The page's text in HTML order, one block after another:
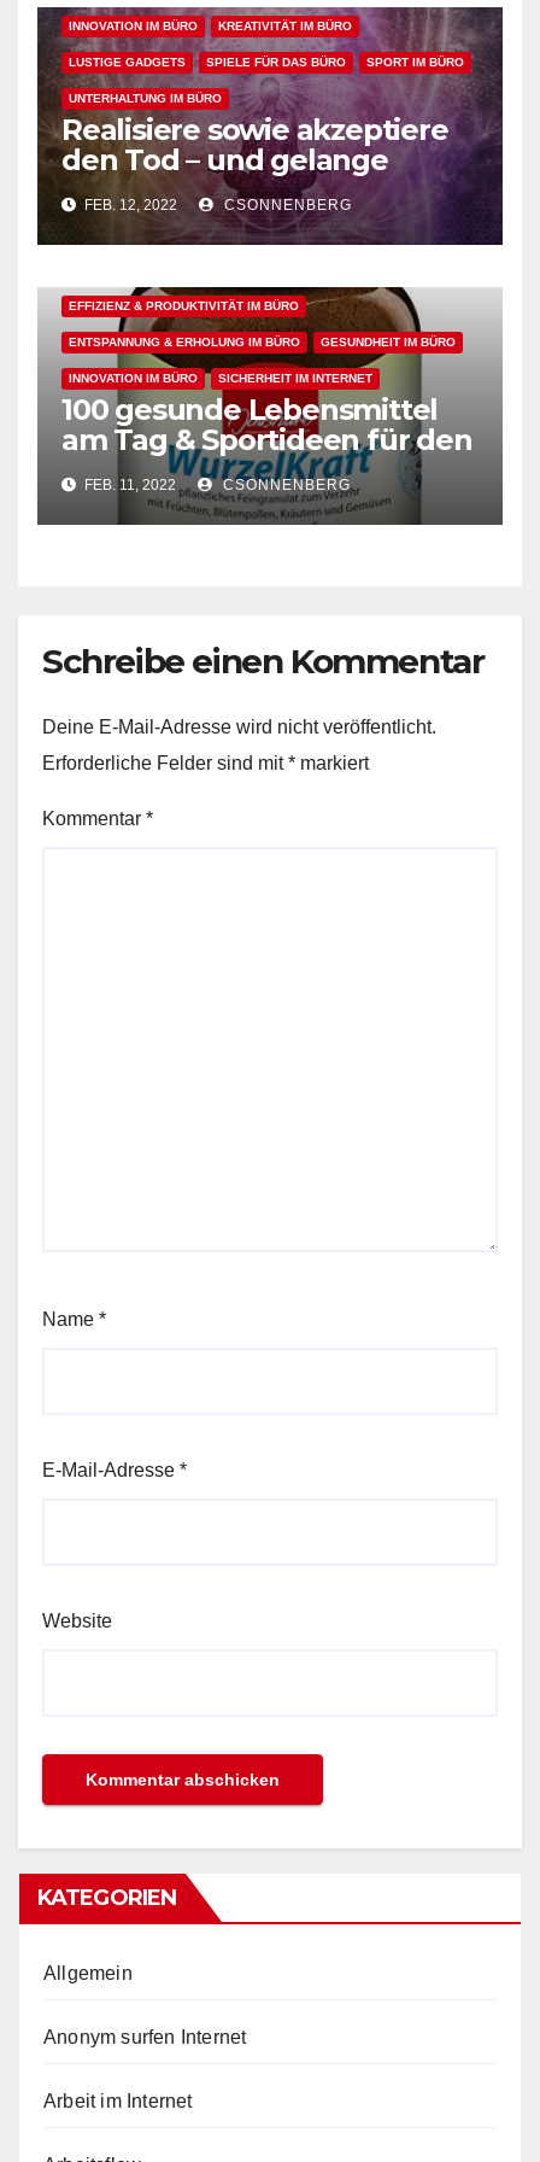
INNOVATION IM BÜRO KREATIVITÄT IM BÜRO
LUSTIGE GADGETS SPIELE FÜR DAS BÜRO SPORT IM BÜRO
UNTERHALTUNG IM BÜRO
Realisiere sowie akzeptiere
den Tod – und gelange
dadurch in den perfekten
Arbeitsflow
FEB. 12, 2022 CSONNENBERG
EFFIZIENZ & PRODUKTIVITÄT IM BÜRO
ENTSPANNUNG & ERHOLUNG IM BÜRO GESUNDHEIT IM BÜRO
INNOVATION IM BÜRO SICHERHEIT IM INTERNET
100 gesunde Lebensmittel
am Tag & Sportideen für den
Arbeitsalltag – für einen
gesunden Büroalltag
FEB. 11, 2022 CSONNENBERG
Schreibe einen Kommentar
Deine E-Mail-Adresse wird nicht veröffentlicht.
Erforderliche Felder sind mit* markiert
Kommentar *
Name *
E-Mail-Adresse *
Website
KATEGORIEN
Allgemein
Anonym surfen Internet
Arbeit im Internet